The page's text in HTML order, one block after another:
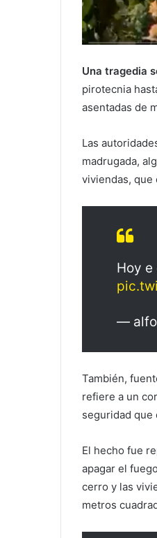
Una tragedia
pirotecnia
asentadas de
Las
madrugada,
viviendas, que
Hoy
—
También,
refiere a un
seguridad que
El hecho fue
apagar el
cerro y las
metros